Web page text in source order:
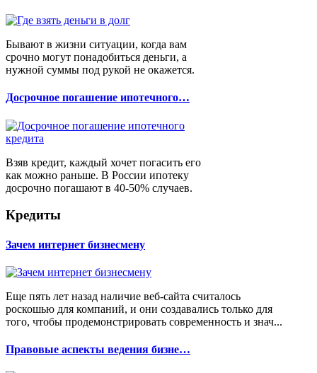
Бывают в жизни ситуации, когда вам
срочно могут понадобиться деньги, а
нужной суммы под рукой не окажется.
Досрочное погашение ипотечного…
Взяв кредит, каждый хочет погасить его
как можно раньше. В России ипотеку
досрочно погашают в 40-50% случаев.
Кредиты
Зачем интернет бизнесмену
Еще пять лет назад наличие веб-сайта считалось
роскошью для компаний, и они создавались только для
того, чтобы продемонстрировать современность и знач...
Правовые аспекты ведения бизне…